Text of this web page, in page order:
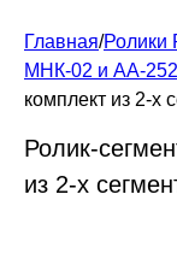
Главная/Ролики
МНК-02 и АА-
комплект из 2-х
Ролик-
из 2-х